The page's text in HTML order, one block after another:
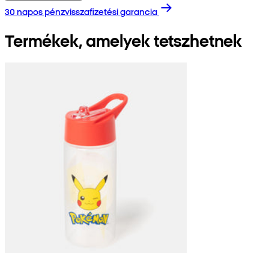
30 napos pénzvisszafizetési garancia
Termékek, amelyek tetszhetnek